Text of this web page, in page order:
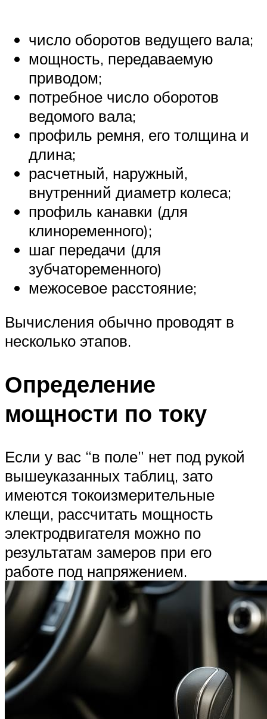
число оборотов ведущего вала;
мощность, передаваемую
приводом;
потребное число оборотов
ведомого вала;
профиль ремня, его толщина и
длина;
расчетный, наружный,
внутренний диаметр колеса;
профиль канавки (для
клиноременного);
шаг передачи (для
зубчатоременного)
межосевое расстояние;
Вычисления обычно проводят в
несколько этапов.
Определение
мощности по току
Если у вас “в поле” нет под рукой
вышеуказанных таблиц, зато
имеются токоизмерительные
клещи, рассчитать мощность
электродвигателя можно по
результатам замеров при его
работе под напряжением.